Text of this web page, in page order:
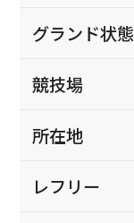
グランド状態
競技場
所在地
レフリー